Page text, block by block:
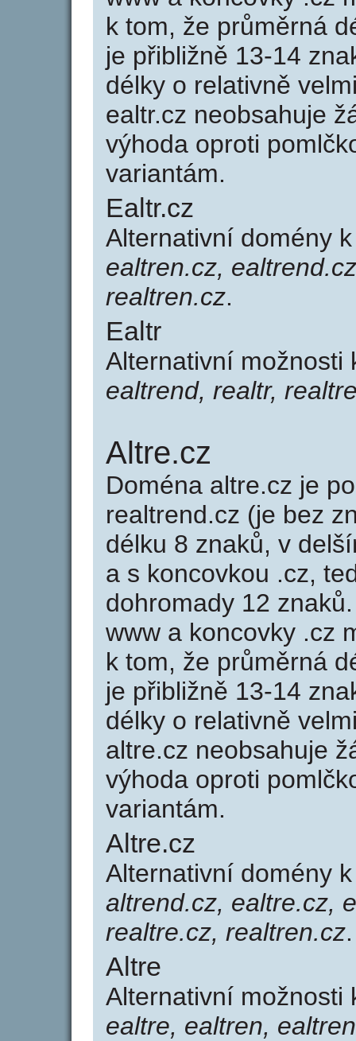
k tom, že průměrná
je přibližně 13-14
délky o relativně
ealtr.cz neobsahuje
výhoda oproti
variantám.
Ealtr.cz
Alternativní domény
ealtren.cz,
realtren.cz.
Ealtr
Alternativní
ealtrend, realtr,
Altre.cz
Doména altre.cz je
realtrend.cz (je bez
délku 8 znaků, v
a s koncovkou .cz,
dohromady 12
www a koncovky .cz
k tom, že průměrná
je přibližně 13-14
délky o relativně
altre.cz neobsahuje
výhoda oproti
variantám.
Altre.cz
Alternativní domény
altrend.cz, ealtre.cz,
realtre.cz, realtren.cz.
Altre
Alternativní
ealtre, ealtren,